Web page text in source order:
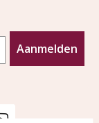
Aanmelden